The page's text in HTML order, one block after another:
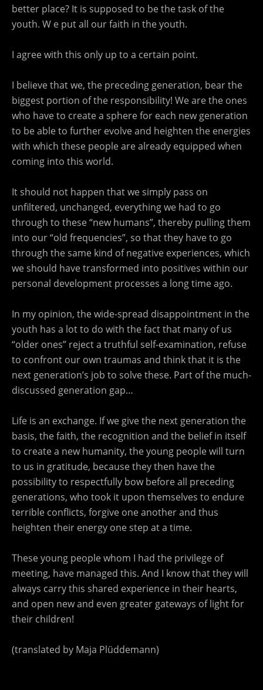
better place? It is supposed to be the task of the
youth. W e put all our faith in the youth.
I agree with this only up to a certain point.
I believe that we, the preceding generation, bear the
biggest portion of the responsibility! We are the ones
who have to create a sphere for each new generation
to be able to further evolve and heighten the energies
with which these people are already equipped when
coming into this world.
It should not happen that we simply pass on
unfiltered, unchanged, everything we had to go
through to these “new humans”, thereby pulling them
into our “old frequencies”, so that they have to go
through the same kind of negative experiences, which
we should have transformed into positives within our
personal development processes a long time ago.
In my opinion, the wide-spread disappointment in the
youth has a lot to do with the fact that many of us
“older ones” reject a truthful self-examination, refuse
to confront our own traumas and think that it is the
next generation’s job to solve these. Part of the much-
discussed generation gap…
Life is an exchange. If we give the next generation the
basis, the faith, the recognition and the belief in itself
to create a new humanity, the young people will turn
to us in gratitude, because they then have the
possibility to respectfully bow before all preceding
generations, who took it upon themselves to endure
terrible conflicts, forgive one another and thus
heighten their energy one step at a time.
These young people whom I had the privilege of
meeting, have managed this. And I know that they will
always carry this shared experience in their hearts,
and open new and even greater gateways of light for
their children!
(translated by Maja Plüddemann)